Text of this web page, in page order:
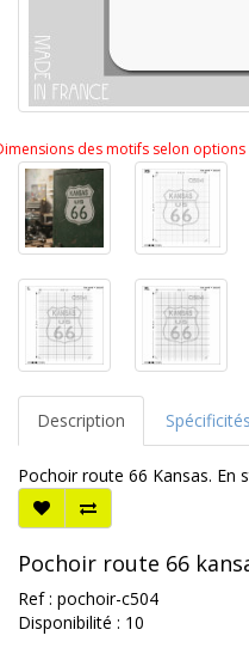
des motifs selon options
Description
Pochoir route 66 Kansas. En
Pochoir route 66
Ref : pochoir-c504
Disponibilité : 10